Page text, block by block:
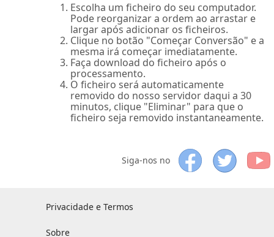
Escolha um ficheiro do seu computador.
Pode reorganizar a ordem ao arrastar e
largar após adicionar os ficheiros.
Clique no botão "Começar Conversão" e a
mesma irá começar imediatamente.
Faça download do ficheiro após o
processamento.
O ficheiro será automaticamente
removido do nosso servidor daqui a 30
minutos, clique "Eliminar" para que o
ficheiro seja removido instantaneamente.
Siga-nos no
Privacidade e Termos
Sobre